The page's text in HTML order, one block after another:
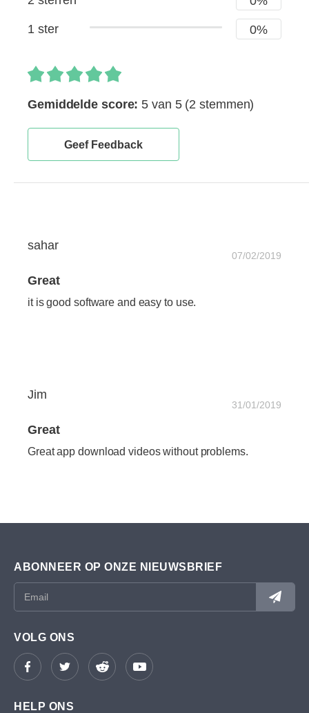
1 ster 0%
Gemiddelde score: 5 van 5 (2 stemmen)
Geef Feedback
sahar
07/02/2019
Great
it is good software and easy to use.
Jim
31/01/2019
Great
Great app download videos without problems.
ABONNEER OP ONZE NIEUWSBRIEF
VOLG ONS
HELP ONS